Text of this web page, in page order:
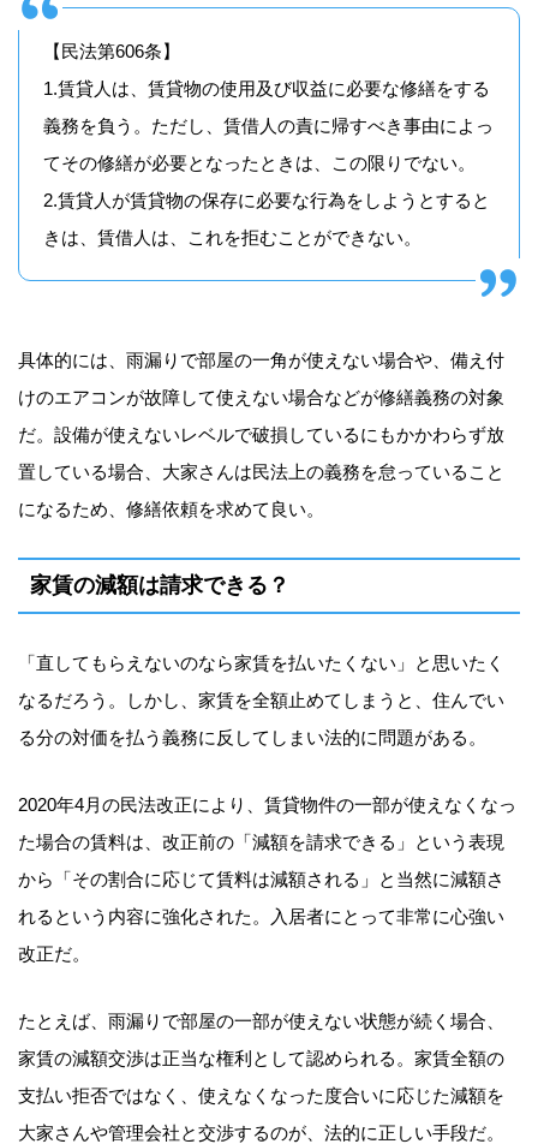
【民法第606条】
1.賃貸人は、賃貸物の使用及び収益に必要な修繕をする
義務を負う。ただし、賃借人の責に帰すべき事由によっ
てその修繕が必要となったときは、この限りでない。
2.賃貸人が賃貸物の保存に必要な行為をしようとすると
きは、賃借人は、これを拒むことができない。
具体的には、雨漏りで部屋の一角が使えない場合や、備え付
けのエアコンが故障して使えない場合などが修繕義務の対象
だ。設備が使えないレベルで破損しているにもかかわらず放
置している場合、大家さんは民法上の義務を怠っていること
になるため、修繕依頼を求めて良い。
家賃の減額は請求できる？
「直してもらえないのなら家賃を払いたくない」と思いたく
なるだろう。しかし、家賃を全額止めてしまうと、住んでい
る分の対価を払う義務に反してしまい法的に問題がある。
2020年4月の民法改正により、賃貸物件の一部が使えなくなっ
た場合の賃料は、改正前の「減額を請求できる」という表現
から「その割合に応じて賃料は減額される」と当然に減額さ
れるという内容に強化された。入居者にとって非常に心強い
改正だ。
たとえば、雨漏りで部屋の一部が使えない状態が続く場合、
家賃の減額交渉は正当な権利として認められる。家賃全額の
支払い拒否ではなく、使えなくなった度合いに応じた減額を
大家さんや管理会社と交渉するのが、法的に正しい手段だ。